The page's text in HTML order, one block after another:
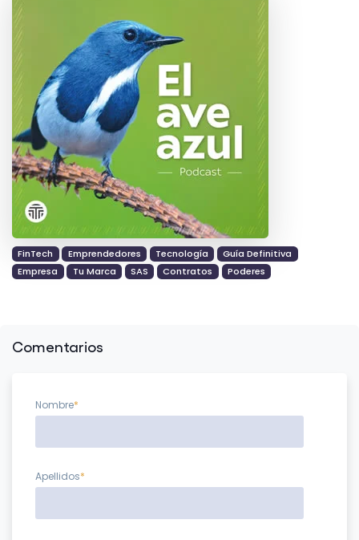
FinTech Emprendedores Tecnología
Guía Definitiva
Empresa
Tu Marca SAS Contratos Poderes
Comentarios
Nombre*
Apellidos*